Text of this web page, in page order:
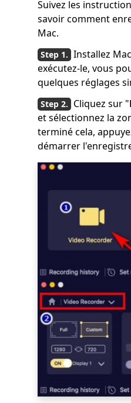
Suivez les
savoir comment
Mac.
Installez
exécutez-le, vous
quelques réglages
Cliquez sur "
et sélectionnez la
terminé cela,
démarrer